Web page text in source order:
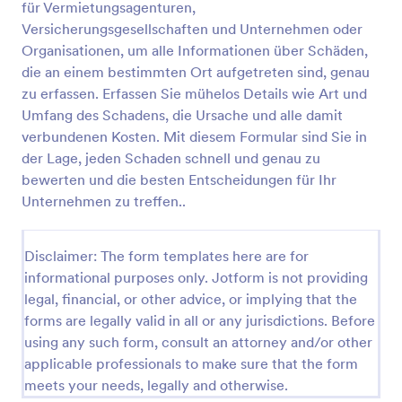
für Vermietungsagenturen,
Versicherungsgesellschaften und Unternehmen oder
Organisationen, um alle Informationen über Schäden,
die an einem bestimmten Ort aufgetreten sind, genau
zu erfassen. Erfassen Sie mühelos Details wie Art und
Umfang des Schadens, die Ursache und alle damit
verbundenen Kosten. Mit diesem Formular sind Sie in
der Lage, jeden Schaden schnell und genau zu
bewerten und die besten Entscheidungen für Ihr
Unternehmen zu treffen..
Disclaimer: The form templates here are for
informational purposes only. Jotform is not providing
legal, financial, or other advice, or implying that the
forms are legally valid in all or any jurisdictions. Before
using any such form, consult an attorney and/or other
applicable professionals to make sure that the form
meets your needs, legally and otherwise.
Vorschau